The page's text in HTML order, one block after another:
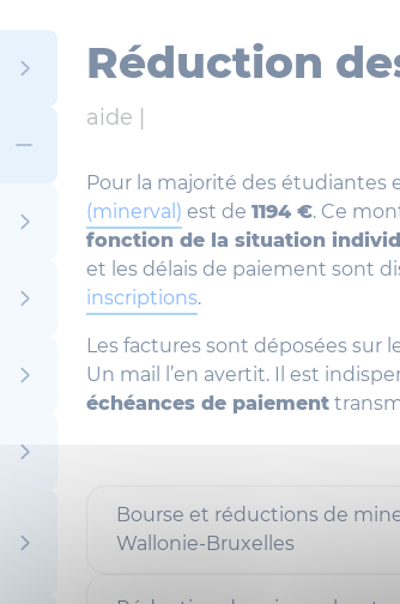
Réduction
aide |
Pour la majorité des
(minerval) est de 1194 €. Ce
fonction de la situation
et les délais de paiement sont
inscriptions.
Les factures sont déposées
Un mail l’en avertit. Il est
échéances de paiement
Bourse et réductions de
Wallonie-Bruxelles